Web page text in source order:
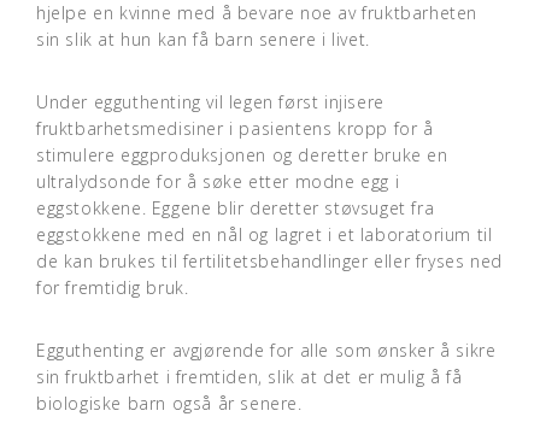
hjelpe en kvinne med å bevare noe av fruktbarheten
sin slik at hun kan få barn senere i livet.
Under egguthenting vil legen først injisere
fruktbarhetsmedisiner i pasientens kropp for å
stimulere eggproduksjonen og deretter bruke en
ultralydsonde for å søke etter modne egg i
eggstokkene. Eggene blir deretter støvsuget fra
eggstokkene med en nål og lagret i et laboratorium til
de kan brukes til fertilitetsbehandlinger eller fryses ned
for fremtidig bruk.
Egguthenting er avgjørende for alle som ønsker å sikre
sin fruktbarhet i fremtiden, slik at det er mulig å få
biologiske barn også år senere.